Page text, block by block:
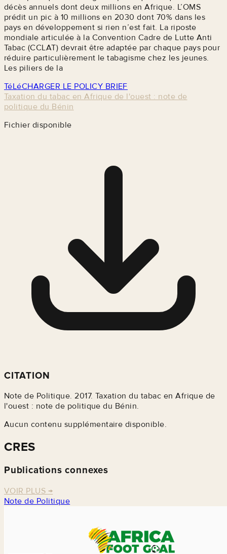
décès annuels dont deux millions en Afrique. L’OMS
prédit un pic à 10 millions en 2030 dont 70% dans les
pays en développement si rien n’est fait. La riposte
mondiale articulée à la Convention Cadre de Lutte Anti
Tabac (CCLAT) devrait être adaptée par chaque pays pour
réduire particulièrement le tabagisme chez les jeunes.
Les piliers de la
TéLéCHARGER LE POLICY BRIEF
Taxation du tabac en Afrique de l'ouest : note de
politique du Bénin
Fichier disponible
CITATION
Note de Politique. 2017. Taxation du tabac en Afrique de
l'ouest : note de politique du Bénin.
Aucun contenu supplémentaire disponible.
CRES
Publications connexes
VOIR PLUS →
Note de Politique